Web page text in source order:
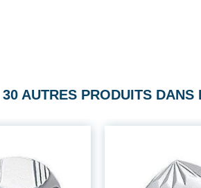
30 AUTRES PRODUITS